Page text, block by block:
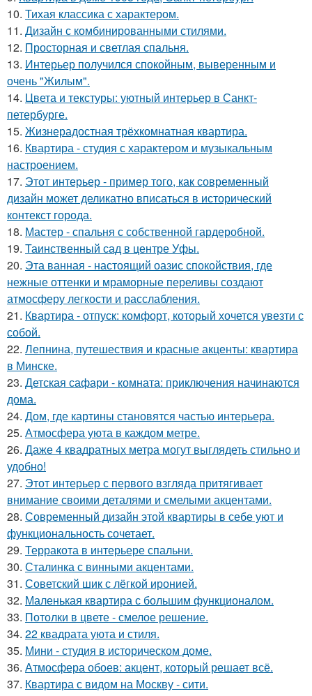
10. Тихая классика с характером.
11. Дизайн с комбинированными стилями.
12. Просторная и светлая спальня.
13. Интерьер получился спокойным, выверенным и
очень "Жилым".
14. Цвета и текстуры: уютный интерьер в Санкт-
петербурге.
15. Жизнерадостная трёхкомнатная квартира.
16. Квартира - студия с характером и музыкальным
настроением.
17. Этот интерьер - пример того, как современный
дизайн может деликатно вписаться в исторический
контекст города.
18. Мастер - спальня с собственной гардеробной.
19. Таинственный сад в центре Уфы.
20. Эта ванная - настоящий оазис спокойствия, где
нежные оттенки и мраморные переливы создают
атмосферу легкости и расслабления.
21. Квартира - отпуск: комфорт, который хочется увезти с
собой.
22. Лепнина, путешествия и красные акценты: квартира
в Минске.
23. Детская сафари - комната: приключения начинаются
дома.
24. Дом, где картины становятся частью интерьера.
25. Атмосфера уюта в каждом метре.
26. Даже 4 квадратных метра могут выглядеть стильно и
удобно!
27. Этот интерьер с первого взгляда притягивает
внимание своими деталями и смелыми акцентами.
28. Современный дизайн этой квартиры в себе уют и
функциональность сочетает.
29. Терракота в интерьере спальни.
30. Сталинка с винными акцентами.
31. Советский шик с лёгкой иронией.
32. Маленькая квартира с большим функционалом.
33. Потолки в цвете - смелое решение.
34. 22 квадрата уюта и стиля.
35. Мини - студия в историческом доме.
36. Атмосфера обоев: акцент, который решает всё.
37. Квартира с видом на Москву - сити.